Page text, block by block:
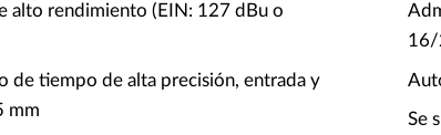
alto rendimiento (EIN: 127 dBu o
de tiempo de alta precisión, entrada y
mm
16/
Se